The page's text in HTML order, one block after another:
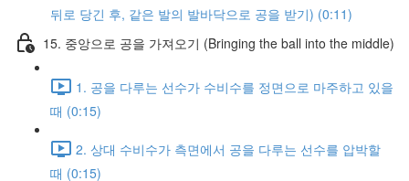
뒤로 당긴 후, 같은 발의 발바닥으로 공을 받기) (0:11)
15. 중앙으로 공을 가져오기 (Bringing the ball into the middle)
1. 공을 다루는 선수가 수비수를 정면으로 마주하고 있을
때 (0:15)
2. 상대 수비수가 측면에서 공을 다루는 선수를 압박할
때 (0:15)